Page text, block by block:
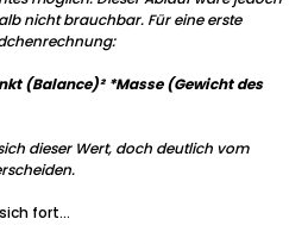
nicht brauchbar. Für eine erste
(Balance)² *Masse (Gewicht des
dieser Wert, doch deutlich vom
fort…